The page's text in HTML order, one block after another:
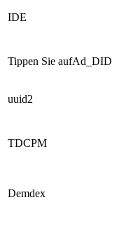
IDE
Tippen Sie aufAd_DID
uuid2
TDCPM
Demdex